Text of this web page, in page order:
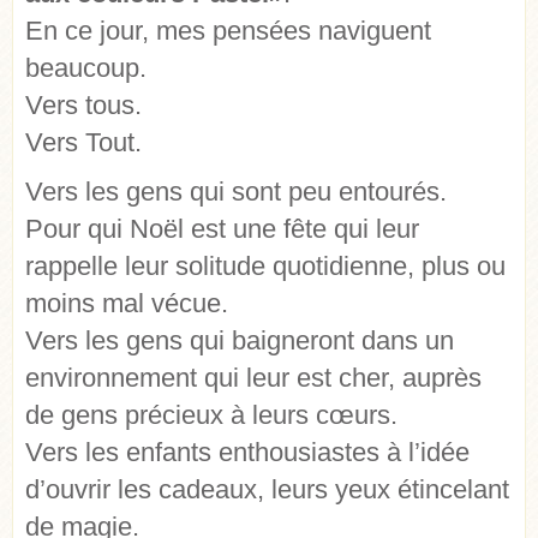
En ce jour, mes pensées naviguent
beaucoup.
Vers tous.
Vers Tout.
Vers les gens qui sont peu entourés.
Pour qui Noël est une fête qui leur
rappelle leur solitude quotidienne, plus ou
moins mal vécue.
Vers les gens qui baigneront dans un
environnement qui leur est cher, auprès
de gens précieux à leurs cœurs.
Vers les enfants enthousiastes à l’idée
d’ouvrir les cadeaux, leurs yeux étincelant
de magie.